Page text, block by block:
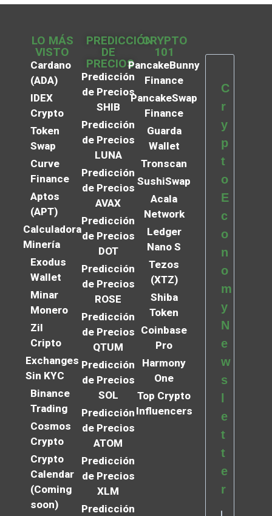
LO MÁS
VISTO
Cardano
(ADA)
IDEX
Crypto
Token
Swap
Curve
Finance
Aptos
(APT)
Calculadora
Minería
Exodus
Wallet
Minar
Monero
Zil
Cripto
Exchanges
Sin KYC
Binance
Trading
Cosmos
Crypto
Crypto
Calendar
(Coming
soon)
PREDICCIÓN
DE
PRECIOS
Predicción
de Precios
SHIB
Predicción
de Precios
LUNA
Predicción
de Precios
AVAX
Predicción
de Precios
DOT
Predicción
de Precios
ROSE
Predicción
de Precios
QTUM
Predicción
de Precios
SOL
Predicción
de Precios
ATOM
Predicción
de Precios
XLM
Predicción
CRYPTO
101
PancakeBunny
Finance
PancakeSwap
Finance
Guarda
Wallet
Tronscan
SushiSwap
Acala
Network
Ledger
Nano S
Tezos
(XTZ)
Shiba
Token
Coinbase
Pro
Harmony
One
Top Crypto
Influencers
C
r
y
p
t
o
E
c
o
n
o
m
y
N
e
w
s
e
t
t
e
r